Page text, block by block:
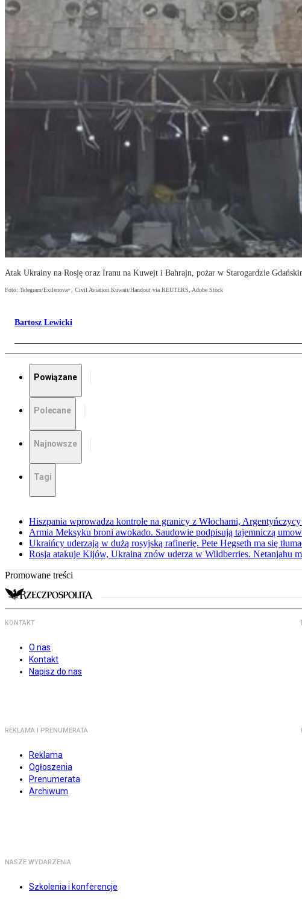
Atak Ukrainy na Rosję oraz Iranu na Kuwejt i Bahrajn, pożar w Starogardzie
Foto: Telegram/Exilenova+, Civil Aviation Kuwait/Handout via REUTERS, Adobe Stock
Bartosz Lewicki
Powiązane
Polecane
Najnowsze
Tagi
Hiszpania wprowadza kontrole na granicy z Włochami,
Armia Meksyku broni awokado. Saudowie podpisują tajemniczą
Ukraińcy uderzają w dużą rosyjską rafinerię. Pete Hegseth ma się
Rosja atakuje Kijów, Ukraina znów uderza w Wildberries. Netanjahu
Promowane treści
KONTAKT
O nas
Kontakt
Napisz do nas
REKLAMA I PRENUMERATA
Reklama
Ogłoszenia
Prenumerata
Archiwum
NASZE WYDARZENIA
Szkolenia i konferencje